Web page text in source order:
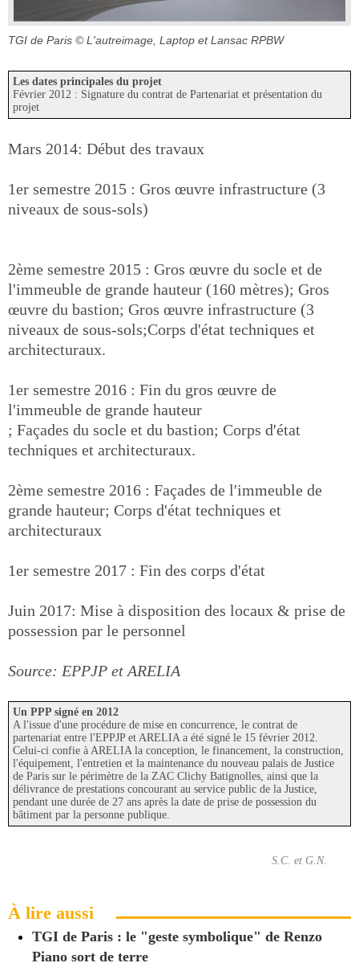
TGI de Paris © L'autreimage, Laptop et Lansac RPBW
Les dates principales du projet
Février 2012 : Signature du contrat de Partenariat et présentation du
projet
Mars 2014: Début des travaux
1er semestre 2015 : Gros œuvre infrastructure (3
niveaux de sous-sols)
2ème semestre 2015 : Gros œuvre du socle et de
l'immeuble de grande hauteur (160 mètres); Gros
œuvre du bastion; Gros œuvre infrastructure (3
niveaux de sous-sols;Corps d'état techniques et
architecturaux.
1er semestre 2016 : Fin du gros œuvre de
l'immeuble de grande hauteur
; Façades du socle et du bastion; Corps d'état
techniques et architecturaux.
2ème semestre 2016 : Façades de l'immeuble de
grande hauteur; Corps d'état techniques et
architecturaux
1er semestre 2017 : Fin des corps d'état
Juin 2017: Mise à disposition des locaux & prise de
possession par le personnel
Source: EPPJP et ARELIA
Un PPP signé en 2012
A l'issue d'une procédure de mise en concurrence, le contrat de
partenariat entre l'EPPJP et ARELIA a été signé le 15 février 2012.
Celui-ci confie à ARELIA la conception, le financement, la construction,
l'équipement, l'entretien et la maintenance du nouveau palais de Justice
de Paris sur le périmètre de la ZAC Clichy Batignolles, ainsi que la
délivrance de prestations concourant au service public de la Justice,
pendant une durée de 27 ans après la date de prise de possession du
bâtiment par la personne publique.
S.C. et G.N.
À lire aussi
TGI de Paris : le "geste symbolique" de Renzo
Piano sort de terre